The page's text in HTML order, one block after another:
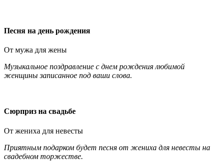
Песня на день рождения
От мужа для жены
Музыкальное поздравление с днем рождения любимой
женщины записанное под ваши слова.
Сюрприз на свадьбе
От жениха для невесты
Приятным подарком будет песня от жениха для невесты на
свадебном торжестве.